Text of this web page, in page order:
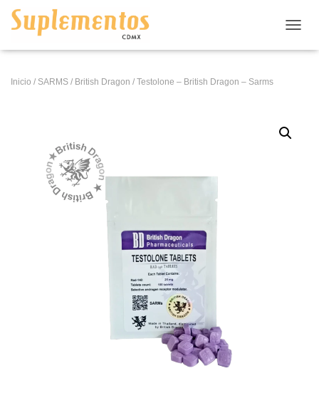
Inicio / SARMS / British Dragon / Testolone – British Dragon – Sarms